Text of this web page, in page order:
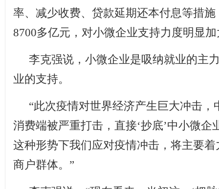
率、减少收费、贷款延期还本付息等措
8700多亿元，对小微企业支持力度明显
李克强说，小微企业是吸纳就业的主
业的支持。
“此次疫情对世界经济产生巨大冲击
消费端被严重打击，直接‘抄底’中小微企
这种形势下我们应对疫情冲击，将主要
商户群体。”